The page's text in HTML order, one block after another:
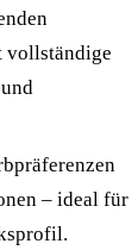
vollständige
– ideal für